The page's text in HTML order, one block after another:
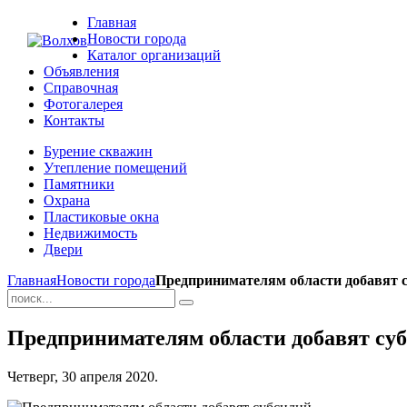
Главная
Новости города
Каталог организаций
Объявления
Справочная
Фотогалерея
Контакты
Бурение скважин
Утепление помещений
Памятники
Охрана
Пластиковые окна
Недвижимость
Двери
ГлавнаяНовости городаПредпринимателям области добавят
Предпринимателям области добавят
Четверг, 30 апреля 2020.